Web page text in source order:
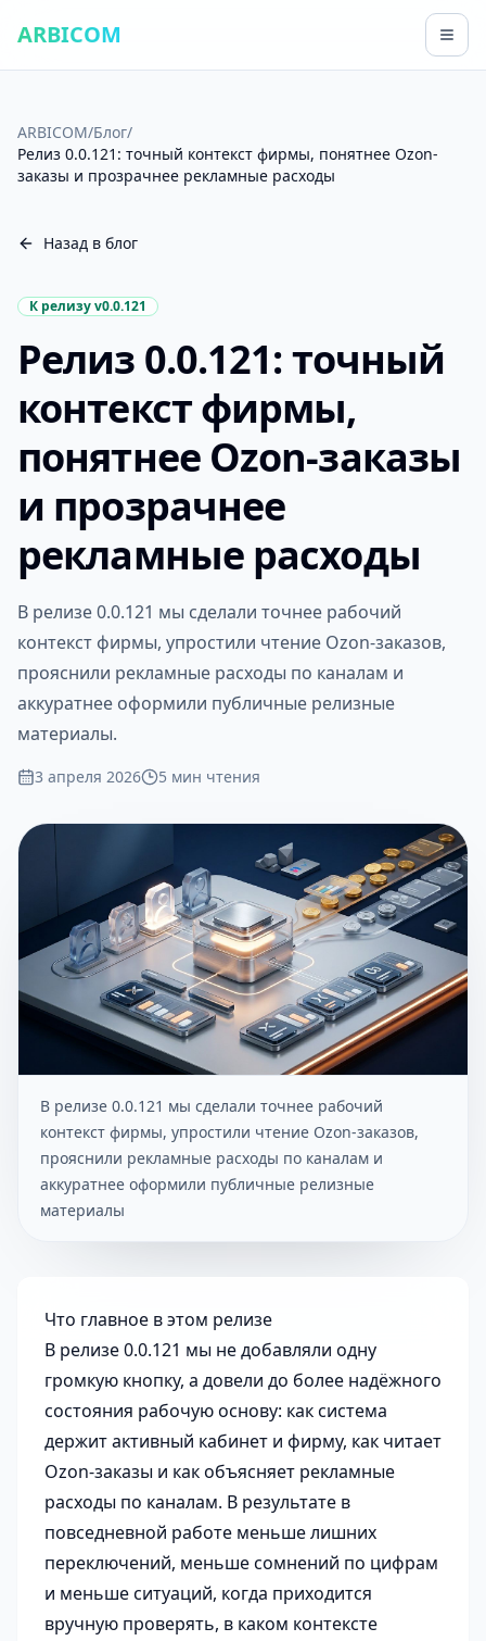
ARBICOM
ARBICOM/Блог/
Релиз 0.0.121: точный контекст фирмы, понятнее Ozon-
заказы и прозрачнее рекламные расходы
Назад в блог
К релизу v0.0.121
Релиз 0.0.121: точный
контекст фирмы,
понятнее Ozon-заказы
и прозрачнее
рекламные расходы
В релизе 0.0.121 мы сделали точнее рабочий
контекст фирмы, упростили чтение Ozon-заказов,
прояснили рекламные расходы по каналам и
аккуратнее оформили публичные релизные
материалы.
3 апреля 2026 5 мин чтения
В релизе 0.0.121 мы сделали точнее рабочий
контекст фирмы, упростили чтение Ozon-заказов,
прояснили рекламные расходы по каналам и
аккуратнее оформили публичные релизные
материалы
Что главное в этом релизе
В релизе 0.0.121 мы не добавляли одну
громкую кнопку, а довели до более надёжного
состояния рабочую основу: как система
держит активный кабинет и фирму, как читает
Ozon-заказы и как объясняет рекламные
расходы по каналам. В результате в
повседневной работе меньше лишних
переключений, меньше сомнений по цифрам
и меньше ситуаций, когда приходится
вручную проверять, в каком контексте